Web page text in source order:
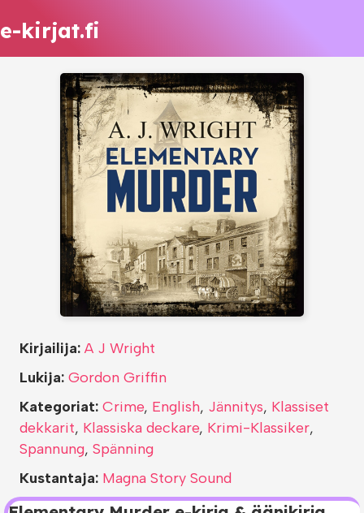
e-kirjat.fi
Kirjailija: A J Wright
Lukija: Gordon Griffin
Kategoriat: Crime, English, Jännitys, Klassiset
dekkarit, Klassiska deckare, Krimi-Klassiker,
Spannung, Spänning
Kustantaja: Magna Story Sound